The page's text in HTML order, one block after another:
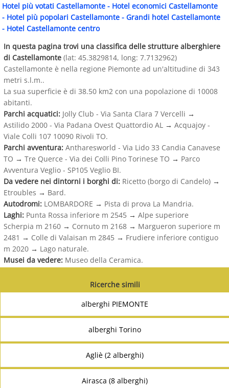
Hotel più votati Castellamonte - Hotel economici Castellamonte
- Hotel più popolari Castellamonte - Grandi hotel Castellamonte
- Hotel Castellamonte centro
In questa pagina trovi una classifica delle strutture alberghiere
di Castellamonte (lat: 45.3829814, long: 7.7132962)
Castellamonte è nella regione Piemonte ad un'altitudine di 343
metri s.l.m..
La sua superficie è di 38.50 km2 con una popolazione di 10008
abitanti.
Parchi acquatici: Jolly Club - Via Santa Clara 7 Vercelli →
Astilido 2000 - Via Padana Ovest Quattordio AL → Acquajoy -
Viale Colli 107 10090 Rivoli TO.
Parchi avventura: Antharesworld - Via Lido 33 Candia Canavese
TO → Tre Querce - Via dei Colli Pino Torinese TO → Parco
Avventura Veglio - SP105 Veglio BI.
Da vedere nei dintorni i borghi di: Ricetto (borgo di Candelo) →
Etroubles → Bard.
Autodromi: LOMBARDORE → Pista di prova La Mandria.
Laghi: Punta Rossa inferiore m 2545 → Alpe superiore
Scherpia m 2160 → Cornuto m 2168 → Margueron superiore m
2481 → Colle di Valaisan m 2845 → Frudiere inferiore contiguo
m 2020 → Lago naturale.
Musei da vedere: Museo della Ceramica.
Ricerche simili
alberghi PIEMONTE
alberghi Torino
Agliè (2 alberghi)
Airasca (8 alberghi)